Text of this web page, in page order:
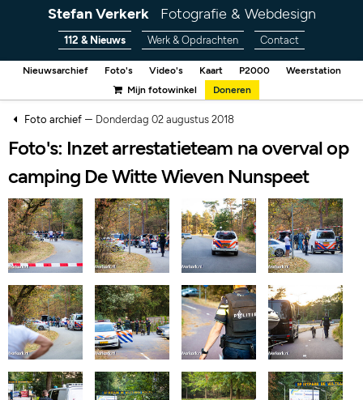
Stefan Verkerk Fotografie & Webdesign
112 & Nieuws Werk & Opdrachten Contact
Nieuwsarchief Foto's Video's Kaart P2000
Weerstation
Mijn fotowinkel
Doneren
Foto archief– Donderdag 02 augustus 2018
Foto's: Inzet arrestatieteam na overval op
camping De Witte Wieven Nunspeet